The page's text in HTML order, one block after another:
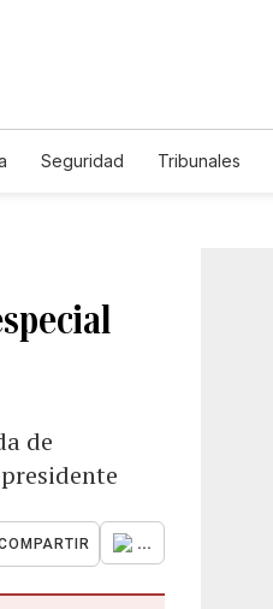
Seguridad Tribunales
de
...